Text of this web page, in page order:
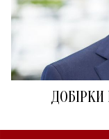
ДОБІРКИ